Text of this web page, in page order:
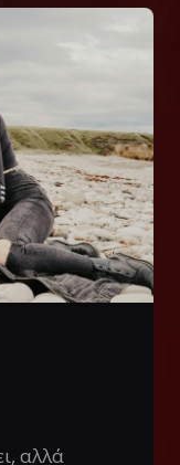
αλλά